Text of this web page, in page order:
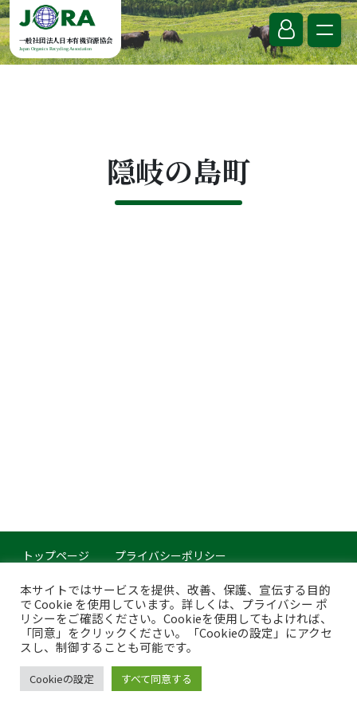
Skip to content
一般社団法人日本有機資源協会
Japan Organics Recycling Association
隠岐の島町
トップページ
プライバシーポリシー
このサイトについて
Copyright © Japan Organics Recycling Association. All rights reserved.
本サイトではサービスを提供、改善、保護、宣伝する目的
で Cookie を使用しています。詳しくは、プライバシー ポ
リシーをご確認ください。Cookieを使用してもよければ、
「同意」をクリックください。「Cookieの設定」にアクセ
スし、制御することも可能です。
Cookieの設定 すべて同意する